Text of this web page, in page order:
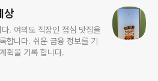
상
. 여의도 직장인 점심 맛집을
말 계획을 기록 합니다.